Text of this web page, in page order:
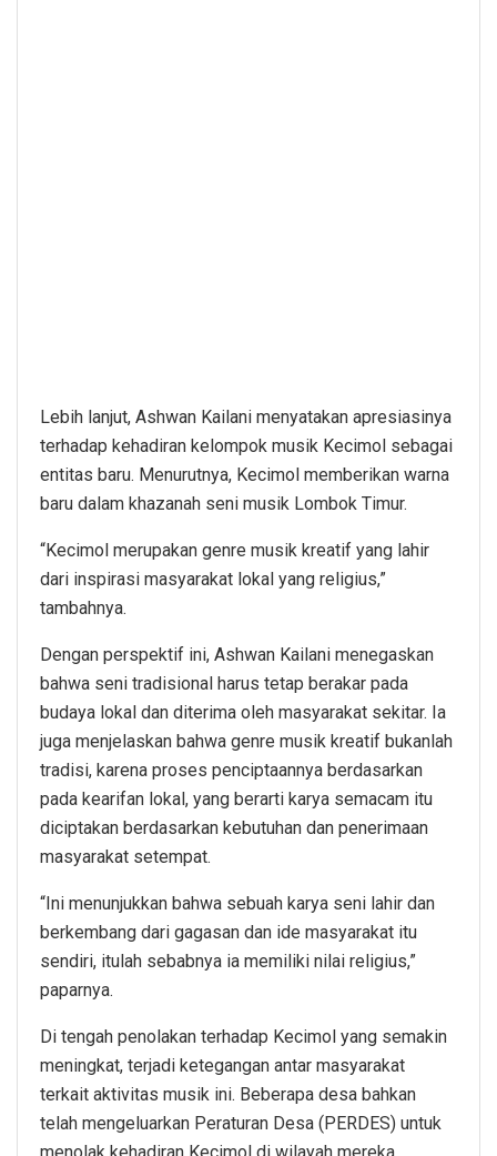
Lebih lanjut, Ashwan Kailani menyatakan apresiasinya
terhadap kehadiran kelompok musik Kecimol sebagai
entitas baru. Menurutnya, Kecimol memberikan warna
baru dalam khazanah seni musik Lombok Timur.
“Kecimol merupakan genre musik kreatif yang lahir
dari inspirasi masyarakat lokal yang religius,”
tambahnya.
Dengan perspektif ini, Ashwan Kailani menegaskan
bahwa seni tradisional harus tetap berakar pada
budaya lokal dan diterima oleh masyarakat sekitar. Ia
juga menjelaskan bahwa genre musik kreatif bukanlah
tradisi, karena proses penciptaannya berdasarkan
pada kearifan lokal, yang berarti karya semacam itu
diciptakan berdasarkan kebutuhan dan penerimaan
masyarakat setempat.
“Ini menunjukkan bahwa sebuah karya seni lahir dan
berkembang dari gagasan dan ide masyarakat itu
sendiri, itulah sebabnya ia memiliki nilai religius,”
paparnya.
Di tengah penolakan terhadap Kecimol yang semakin
meningkat, terjadi ketegangan antar masyarakat
terkait aktivitas musik ini. Beberapa desa bahkan
telah mengeluarkan Peraturan Desa (PERDES) untuk